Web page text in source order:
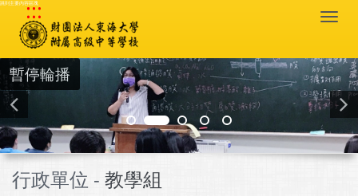
跳到主要內容區塊
:::
暫停輪播
行政單位 - 教學組